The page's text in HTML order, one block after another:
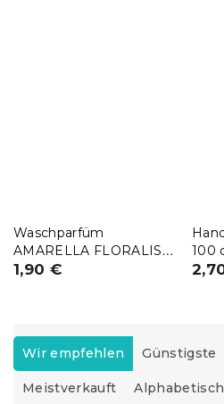
Waschparfüm
AMARELLA FLORALIS,
Probe 10 ml
1,90 €
100
P
o
d
Wir empfehlen Günstigste
Meistverkauft Alphabetisch